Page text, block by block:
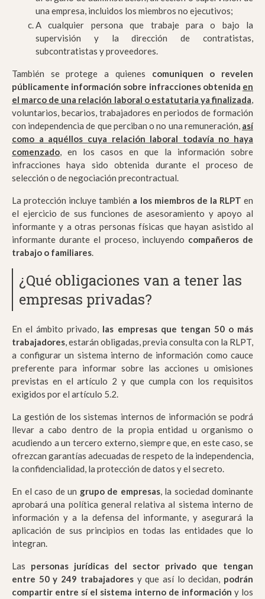
una empresa, incluidos los miembros no ejecutivos;
A cualquier persona que trabaje para o bajo la
supervisión y la dirección de contratistas,
subcontratistas y proveedores.
También se protege a quienes comuniquen o revelen
públicamente información sobre infracciones obtenida en
el marco de una relación laboral o estatutaria ya finalizada,
voluntarios, becarios, trabajadores en periodos de formación
con independencia de que perciban o no una remuneración, así
como a aquéllos cuya relación laboral todavía no haya
comenzado, en los casos en que la información sobre
infracciones haya sido obtenida durante el proceso de
selección o de negociación precontractual.
La protección incluye también a los miembros de la RLPT en
el ejercicio de sus funciones de asesoramiento y apoyo al
informante y a otras personas físicas que hayan asistido al
informante durante el proceso, incluyendo compañeros de
trabajo o familiares.
¿Qué obligaciones van a tener las
empresas privadas?
En el ámbito privado, las empresas que tengan 50 o más
trabajadores, estarán obligadas, previa consulta con la RLPT,
a configurar un sistema interno de información como cauce
preferente para informar sobre las acciones u omisiones
previstas en el artículo 2 y que cumpla con los requisitos
exigidos por el artículo 5.2.
La gestión de los sistemas internos de información se podrá
llevar a cabo dentro de la propia entidad u organismo o
acudiendo a un tercero externo, siempre que, en este caso, se
ofrezcan garantías adecuadas de respeto de la independencia,
la confidencialidad, la protección de datos y el secreto.
En el caso de un grupo de empresas, la sociedad dominante
aprobará una política general relativa al sistema interno de
información y a la defensa del informante, y asegurará la
aplicación de sus principios en todas las entidades que lo
integran.
Las personas jurídicas del sector privado que tengan
entre 50 y 249 trabajadoresy que así lo decidan, podrán
compartir entre sí el sistema interno de información y los